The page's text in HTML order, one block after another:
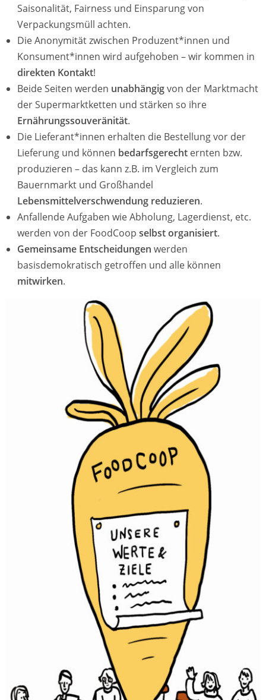
Saisonalität, Fairness und Einsparung von
Verpackungsmüll achten.
Die Anonymität zwischen Produzent*innen und
Konsument*innen wird aufgehoben – wir kommen in
direkten Kontakt!
Beide Seiten werden unabhängigvon der Marktmacht
der Supermarktketten und stärken so ihre
Ernährungssouveränität.
Die Lieferant*innen erhalten die Bestellung vor der
Lieferung und können bedarfsgerecht ernten bzw.
produzieren – das kann z.B. im Vergleich zum
Bauernmarkt und Großhandel
Lebensmittelverschwendung reduzieren.
Anfallende Aufgaben wie Abholung, Lagerdienst, etc.
werden von der FoodCoopselbst organisiert.
Gemeinsame Entscheidungen werden
basisdemokratisch getroffen und alle können
mitwirken.